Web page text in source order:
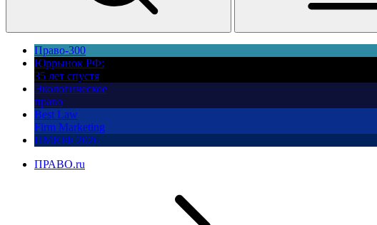
Право-300
Юррынок РФ:
35 лет спустя
Экологическое
право
Best Law
Firm Marketing
ПМЮФ 2026
ПРАВО.ru